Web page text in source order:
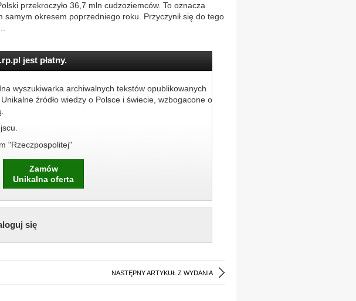
przekroczyło 36,7 mln cudzoziemców. To oznacza
okresem poprzedniego roku. Przyczynił się do tego
jest płatny.
wyszukiwarka archiwalnych tekstów opublikowanych
źródło wiedzy o Polsce i świecie, wzbogacone o
"Rzeczpospolitej"
Zamów
Unikalna oferta
się
NASTĘPNY ARTYKUŁ Z WYDANIA